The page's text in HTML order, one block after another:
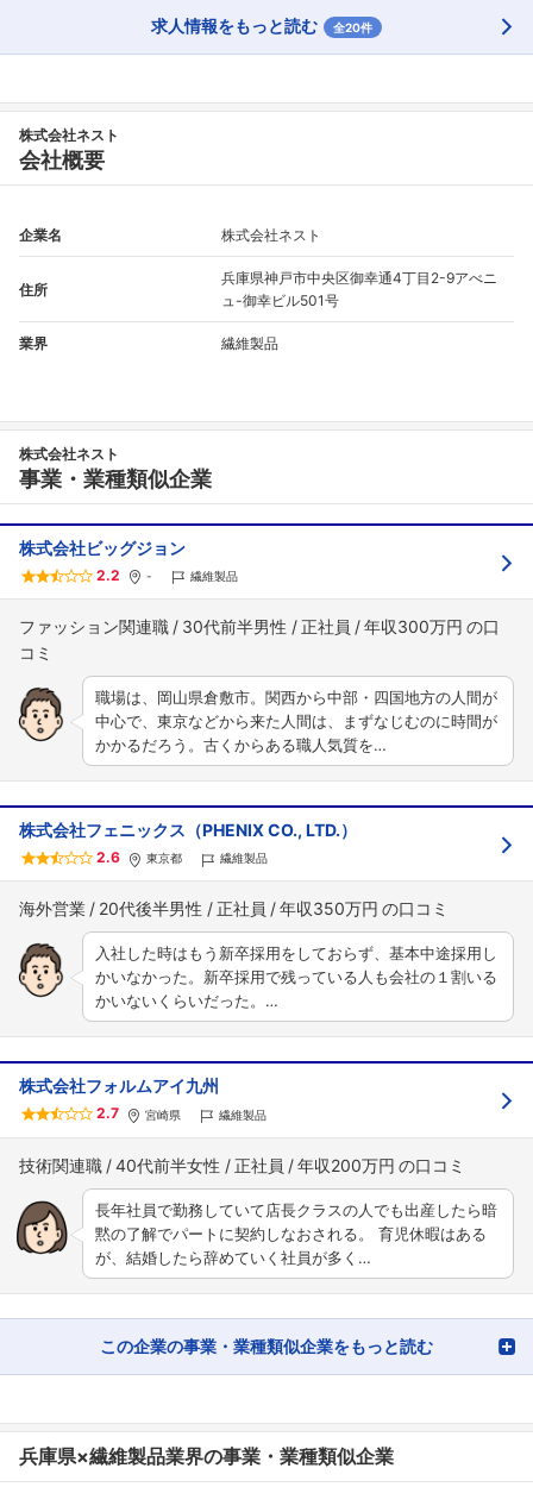
求人情報をもっと読む 全20件
株式会社ネスト
会社概要
企業名 株式会社ネスト
住所
兵庫県神戸市中央区御幸通4丁目2-9アべニ
ュ-御幸ビル501号
業界 繊維製品
株式会社ネスト
事業・業種類似企業
株式会社ビッグジョン
2.2 - 繊維製品
ファッション関連職 30代前半男性 正社員 年収300万円
職場は、岡山県倉敷市。関西から中部・四国地方の人間が
中心で、東京などから来た人間は、まずなじむのに時間が
かかるだろう。古くからある職人気質を…
株式会社フェニックス（PHENIX CO., LTD.）
2.6 東京都 繊維製品
海外営業 20代後半男性 正社員 年収350万円
入社した時はもう新卒採用をしておらず、基本中途採用し
かいなかった。新卒採用で残っている人も会社の１割いる
かいないくらいだった。…
株式会社フォルムアイ九州
2.7 宮崎県 繊維製品
技術関連職 40代前半女性 正社員 年収200万円
長年社員で勤務していて店長クラスの人でも出産したら暗
黙の了解でパートに契約しなおされる。 育児休暇はある
が、結婚したら辞めていく社員が多く…
この企業の事業・業種類似企業をもっと読む
兵庫県×繊維製品業界の事業・業種類似企業